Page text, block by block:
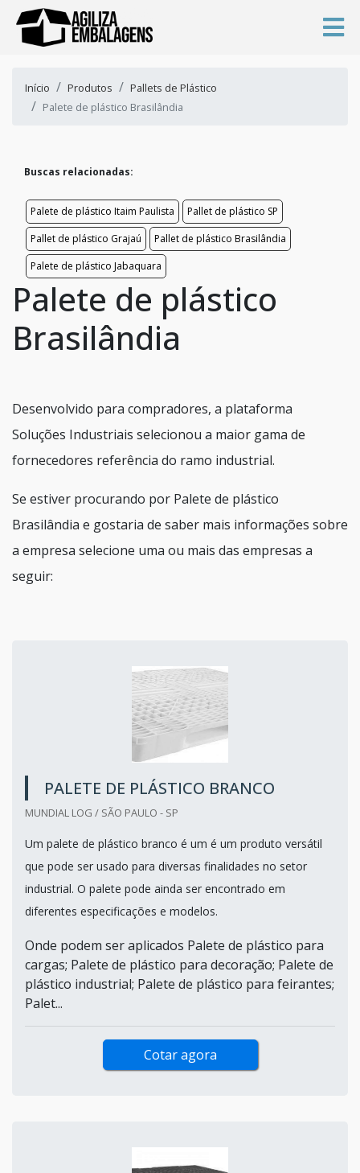
Início Produtos
Pallets de Plástico
Palete de plástico Brasilândia
Buscas relacionadas:
Palete de plástico Itaim Paulista
Pallet de plástico SP
Pallet de plástico Grajaú
Pallet de plástico Brasilândia
Palete de plástico Jabaquara
Palete de plástico
Brasilândia
Desenvolvido para compradores, a plataforma
Soluções Industriais selecionou a maior gama de
fornecedores referência do ramo industrial.
Se estiver procurando por Palete de plástico
Brasilândia e gostaria de saber mais informações sobre
a empresa selecione uma ou mais das empresas a
seguir:
PALETE DE PLÁSTICO BRANCO
MUNDIAL LOG / SÃO PAULO - SP
Um palete de plástico branco é um é um produto versátil
que pode ser usado para diversas finalidades no setor
industrial. O palete pode ainda ser encontrado em
diferentes especificações e modelos.
Onde podem ser aplicados Palete de plástico para
cargas; Palete de plástico para decoração; Palete de
plástico industrial; Palete de plástico para feirantes;
Palet...
Cotar agora